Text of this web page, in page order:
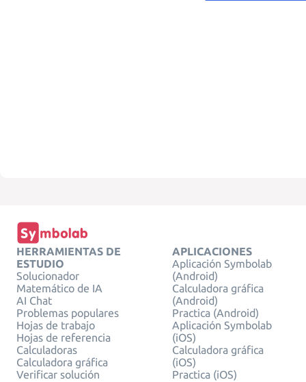
HERRAMIENTAS DE
ESTUDIO
Solucionador
Matemático de IA
AI Chat
Problemas populares
Hojas de trabajo
Hojas de referencia
Calculadoras
Calculadora gráfica
Verificar solución
APLICACIONES
Aplicación Symbolab
(Android)
Calculadora gráfica
(Android)
Practica (Android)
Aplicación Symbolab
(iOS)
Calculadora gráfica
(iOS)
Practica (iOS)